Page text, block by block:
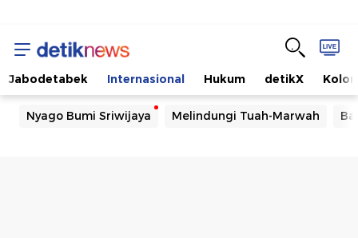
Jabodetabek Internasional Hukum detikX
Nyago Bumi Sriwijaya Melindungi Tuah-Marwah